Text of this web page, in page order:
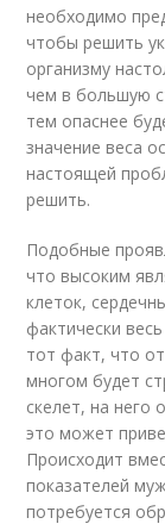
необходимо
чтобы решить
организму
чем в большую
тем опаснее
значение веса
настоящей
решить.
Подобные
что высоким
клеток,
фактически
тот факт, что
многом будет
скелет, на него
это может
Происходит
показателей
потребуется